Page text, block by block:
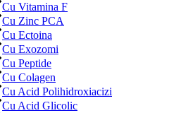
Cu Vitamina F
Cu Zinc PCA
Cu Ectoina
Cu Exozomi
Cu Peptide
Cu Colagen
Cu Acid Polihidroxiacizi
Cu Acid Glicolic